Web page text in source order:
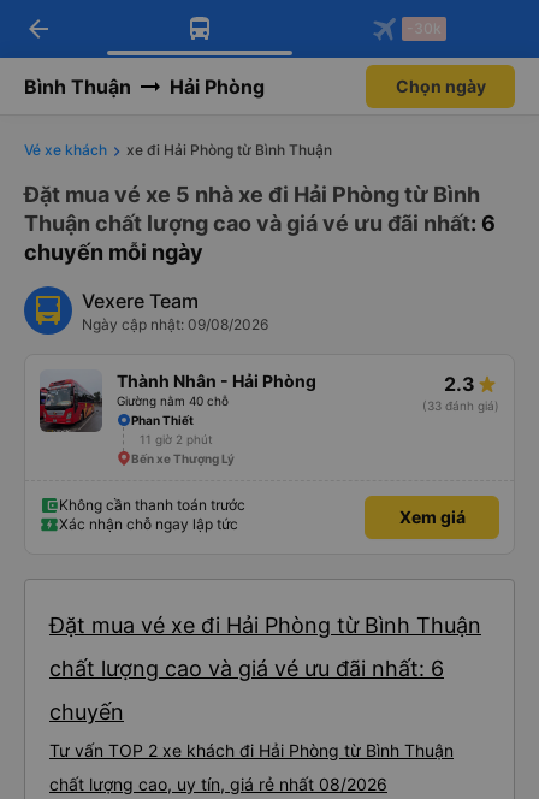
Tải app Vexere ngay!
Nhận ưu đãi thành viên độc
Mở app
Tải app Vexere
-30k/ghế khi đặt vé máy bay qua
Mở app
arrow_back -30k
Bình Thuận Hải Phòng Chọn ngày
Vé xe khách xe đi Hải Phòng từ Bình Thuận
Đặt mua vé xe 5 nhà xe đi Hải Phòng từ Bình
Thuận chất lượng cao và giá vé ưu đãi nhất: 6
chuyến mỗi ngày
Vexere Team
Ngày cập nhật: 09/08/2026
Thành Nhân - Hải Phòng
Giường nằm 40 chỗ
2.3
(33 đánh giá)
Phan Thiết
11 giờ 2 phút
Bến xe Thượng Lý
Không cần thanh toán trước
Xác nhận chỗ ngay lập tức
Xem giá
Đặt mua vé xe đi Hải Phòng từ Bình Thuận
chất lượng cao và giá vé ưu đãi nhất: 6
chuyến
Tư vấn TOP 2 xe khách đi Hải Phòng từ Bình Thuận
chất lượng cao, uy tín, giá rẻ nhất 08/2026